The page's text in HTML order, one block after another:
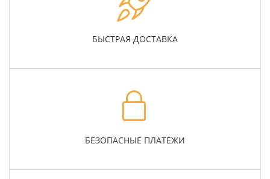
БЫСТРАЯ ДОСТАВКА
БЕЗОПАСНЫЕ ПЛАТЕЖИ